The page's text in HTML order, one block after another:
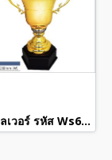
ถ้วยรางวัลซิลเวอร์ รหัส Ws6120